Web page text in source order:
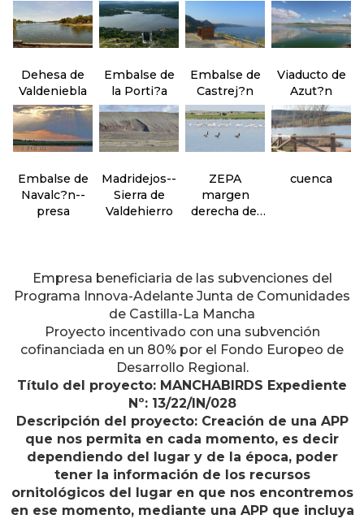
Dehesa de
Valdeniebla
Embalse de
la Porti?a
Embalse de
Castrej?n
Viaducto de
Azut?n
Embalse de
Navalc?n--
presa
Madridejos--
Sierra de
Valdehierro
ZEPA
margen
derecha del
cuenca
Empresa beneficiaria de las subvenciones del
Programa Innova-Adelante Junta de Comunidades
de Castilla-La Mancha
Proyecto incentivado con una subvención
cofinanciada en un 80% por el Fondo Europeo de
Desarrollo Regional.
Título del proyecto: MANCHABIRDS Expediente
Nº: 13/22/IN/028
Descripción del proyecto: Creación de una APP
que nos permita en cada momento, es decir
dependiendo del lugar y de la época, poder
tener la información de los recursos
ornitológicos del lugar en que nos encontremos
en ese momento, mediante una APP que incluya